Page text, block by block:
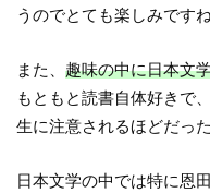
うのでとても楽しみですね
また、趣味の中に日本文
もともと読書自体好きで
生に注意されるほどだっ
日本文学の中では特に恩